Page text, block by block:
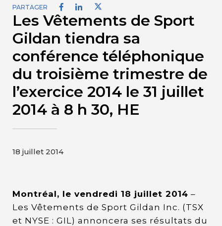
Carrières
Contact
Page d’accueil de Gildan et
HanesBrands
PARTAGER
Les Vêtements de Sport
Gildan tiendra sa
conférence téléphonique
du troisième trimestre de
l’exercice 2014 le 31 juillet
2014 à 8 h 30, HE
18 juillet 2014
Montréal, le vendredi 18 juillet 2014 –
Les Vêtements de Sport Gildan Inc. (TSX
et NYSE : GIL) annoncera ses résultats du